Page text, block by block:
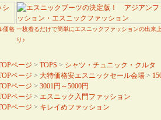
価格 一枚着るだけで簡単にエスニックファッションの出来
り♪
ページ > TOPS > シャツ・チュニック・クルタ
ページ > 大特価格安エスニックセール会場 >
ページ > 3001円～5000円
ページ > エスニック入門ファッション
ページ > キレイめファッション